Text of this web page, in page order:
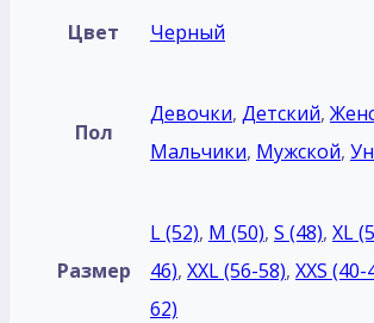
Цвет Черный
Пол
Девочки, Детский,
Мальчики, Мужской,
Размер
L (52), M (50), S (48), XL
46), XXL (56-58), XXS (40-
62)